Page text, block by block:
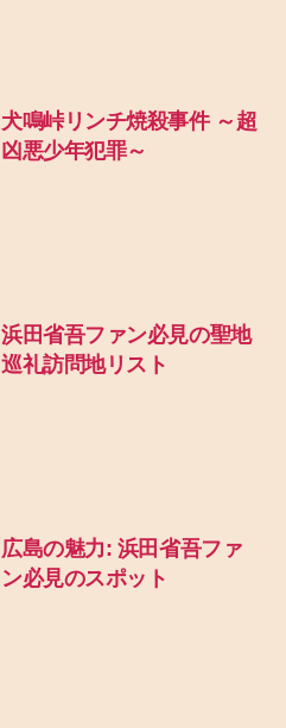
犬鳴峠リンチ焼殺事件 ～超
凶悪少年犯罪～
浜田省吾ファン必見の聖地
巡礼訪問地リスト
広島の魅力: 浜田省吾ファ
ン必見のスポット